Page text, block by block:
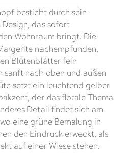
besticht durch sein
das sofort
Wohnraum bringt. Die
nachempfunden,
Blütenblätter fein
sanft nach oben und außen
setzt ein leuchtend gelber
der das florale Thema
Detail findet sich am
eine grüne Bemalung in
den Eindruck erweckt, als
auf einer Wiese stehen.